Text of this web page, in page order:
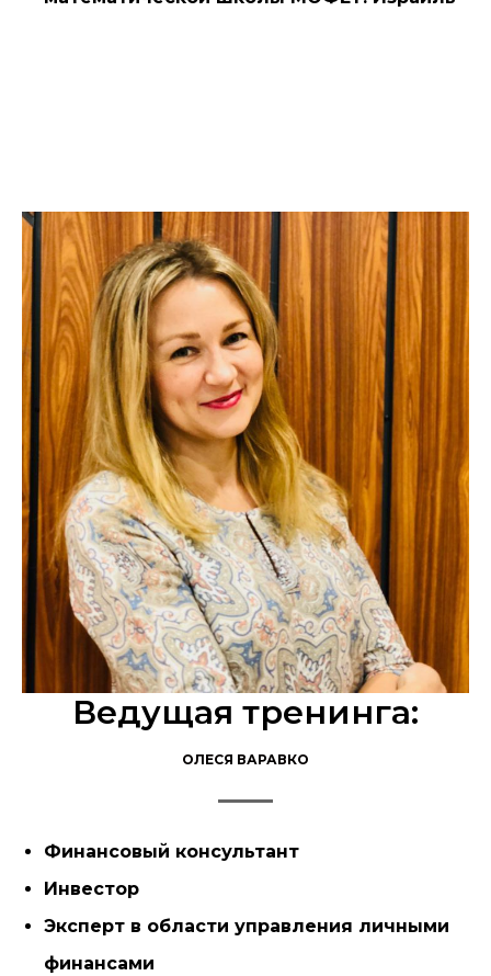
Ведущая тренинга:
ОЛЕСЯ ВАРАВКО
Финансовый консультант
Инвестор
Эксперт в области управления личными
финансами